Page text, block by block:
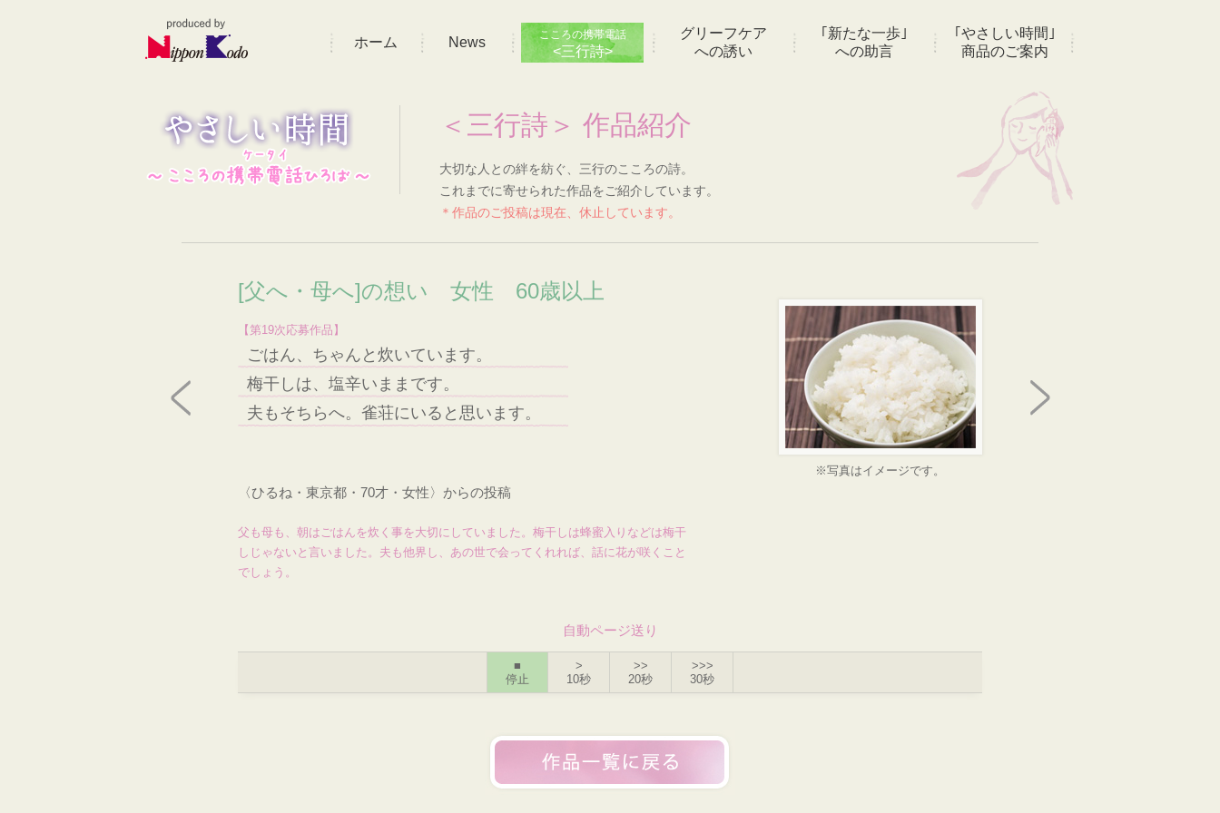
ホーム News こころの携帯電話
<三行詩>
グリーフケア
への誘い
｢新たな一歩｣
への助言
｢やさしい時間｣
商品のご案内
＜三行詩＞ 作品紹介
大切な人との絆を紡ぐ、三行のこころの詩。
これまでに寄せられた作品をご紹介しています。
＊作品のご投稿は現在、休止しています。
[父へ・母へ]の想い 女性 60歳以上
【第19次応募作品】
ごはん、ちゃんと炊いています。
梅干しは、塩辛いままです。
夫もそちらへ。雀荘にいると思います。
※写真はイメージです。
〈ひるね・東京都・70才・女性〉からの投稿
父も母も、朝はごはんを炊く事を大切にしていました。梅干しは蜂蜜入りなどは梅干
しじゃないと言いました。夫も他界し、あの世で会ってくれれば、話に花が咲くこと
でしょう。
自動ページ送り
■
停止
>
10秒
>>
20秒
>>>
30秒